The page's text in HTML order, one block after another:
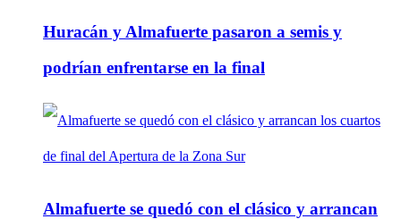
Huracán y Almafuerte pasaron a semis y
podrían enfrentarse en la final
Almafuerte se quedó con el clásico y arrancan